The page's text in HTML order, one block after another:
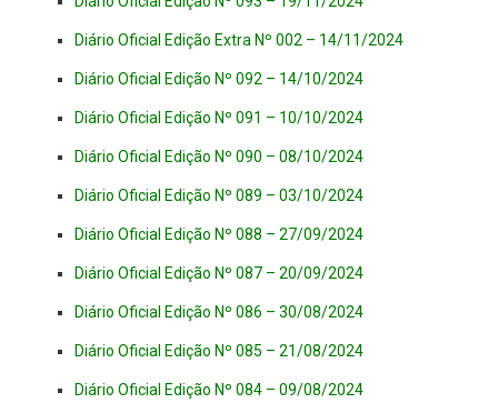
Diário Oficial Edição Extra Nº 002 – 14/11/2024
Diário Oficial Edição Nº 092 – 14/10/2024
Diário Oficial Edição Nº 091 – 10/10/2024
Diário Oficial Edição Nº 090 – 08/10/2024
Diário Oficial Edição Nº 089 – 03/10/2024
Diário Oficial Edição Nº 088 – 27/09/2024
Diário Oficial Edição Nº 087 – 20/09/2024
Diário Oficial Edição Nº 086 – 30/08/2024
Diário Oficial Edição Nº 085 – 21/08/2024
Diário Oficial Edição Nº 084 – 09/08/2024